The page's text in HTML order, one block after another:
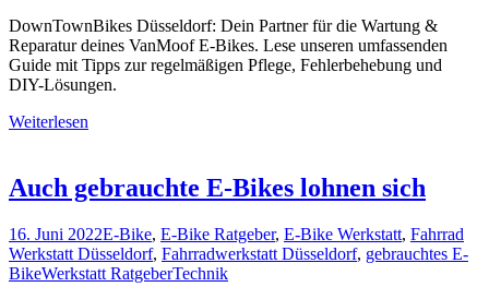
DownTownBikes Düsseldorf: Dein Partner für die Wartung &
Reparatur deines VanMoof E-Bikes. Lese unseren umfassenden
Guide mit Tipps zur regelmäßigen Pflege, Fehlerbehebung und
DIY-Lösungen.
Weiterlesen
Auch gebrauchte E-Bikes lohnen sich
16. Juni 2022E-Bike, E-Bike Ratgeber, E-Bike Werkstatt, Fahrrad
Werkstatt Düsseldorf, Fahrradwerkstatt Düsseldorf, gebrauchtes E-
BikeWerkstatt RatgeberTechnik